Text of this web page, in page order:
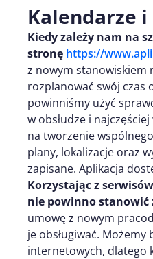
Kalendarze
Kiedy zależy nam na
stronę https://
z nowym stanowiskiem
rozplanować swój czas
powinniśmy użyć
w obsłudze i
na tworzenie
plany, lokalizacje oraz
zapisane. Aplikacja
Korzystając z
nie powinno stanowić
umowę z nowym
je obsługiwać.
internetowych, dlatego